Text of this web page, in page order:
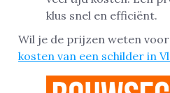
klus snel en efficiënt.
Wil je de prijzen weten
kosten van een schilder in